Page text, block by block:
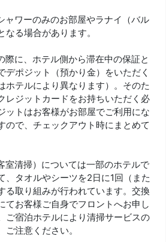
ワーのみのお部屋やラナイ（バル
る場合があります。
に、ホテル側から滞在中の保証と
デポジット（預かり金）をいただく
ホテルにより異なります）。そのた
レジットカードをお持ちいただく必
ットはお客様がお部屋でご利用にな
ので、チェックアウト時にまとめて
清掃）については一部のホテルで
、タオルやシーツを2日に1回（また
る取り組みが行われています。交換
てお客様ご自身でフロントへお申し
ご宿泊ホテルにより清掃サービスの
注意ください。